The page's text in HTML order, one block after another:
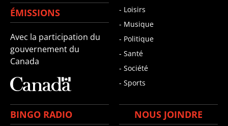
ÉMISSIONS
Avec la participation du
gouvernement du
Canada
- Loisirs
- Musique
- Politique
- Santé
- Société
- Sports
BINGO RADIO NOUS JOINDRE